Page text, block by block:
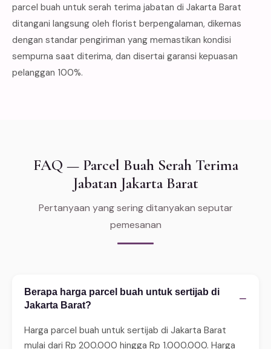
parcel buah untuk serah terima jabatan di Jakarta Barat
ditangani langsung oleh florist berpengalaman, dikemas
dengan standar pengiriman yang memastikan kondisi
sempurna saat diterima, dan disertai garansi kepuasan
pelanggan 100%.
FAQ — Parcel Buah Serah Terima
Jabatan Jakarta Barat
Pertanyaan yang sering ditanyakan seputar
pemesanan
Berapa harga parcel buah untuk sertijab di
Jakarta Barat?
−
Harga parcel buah untuk sertijab di Jakarta Barat
mulai dari Rp 200.000 hingga Rp 1.000.000. Harga